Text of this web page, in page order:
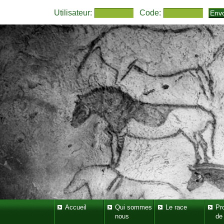
Utilisateur: Code:
Accueil
Qui sommes
nous
Le race